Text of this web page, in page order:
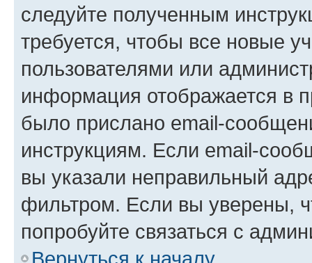
следуйте полученным
требуется, чтобы все новые
пользователями или
информация отображается в
было прислано email-
инструкциям. Если email-
вы указали неправильный
фильтром. Если вы уверены,
попробуйте связаться с
Вернуться к началу